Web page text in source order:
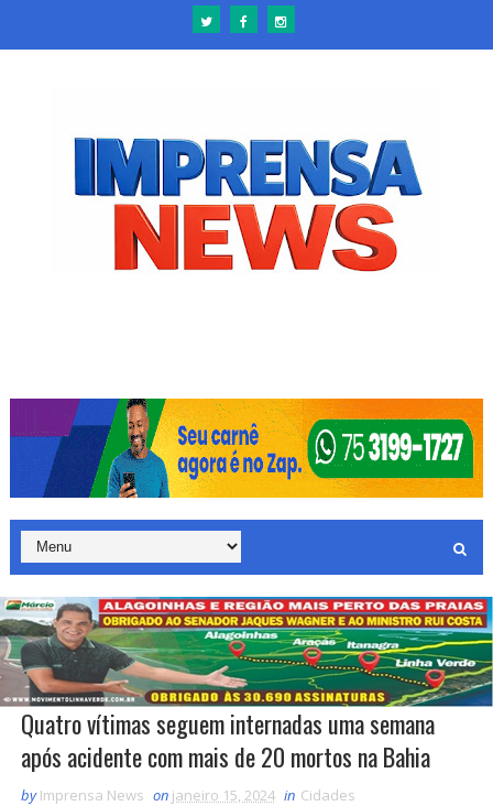
Quatro vítimas seguem internadas uma semana
após acidente com mais de 20 mortos na Bahia
by Imprensa News on janeiro 15, 2024 in Cidades